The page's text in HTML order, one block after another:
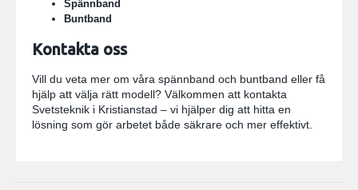
Spännband
Buntband
Kontakta oss
Vill du veta mer om våra spännband och buntband eller få
hjälp att välja rätt modell? Välkommen att kontakta
Svetsteknik i Kristianstad – vi hjälper dig att hitta en
lösning som gör arbetet både säkrare och mer effektivt.